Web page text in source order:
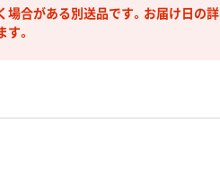
場合がある別送品です。お届け日の詳
。